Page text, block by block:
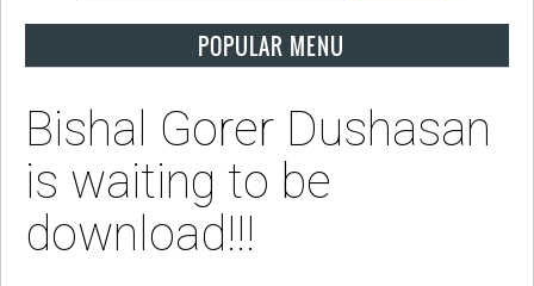
POPULAR MENU
Bishal Gorer Dushasan
is waiting to be
download!!!